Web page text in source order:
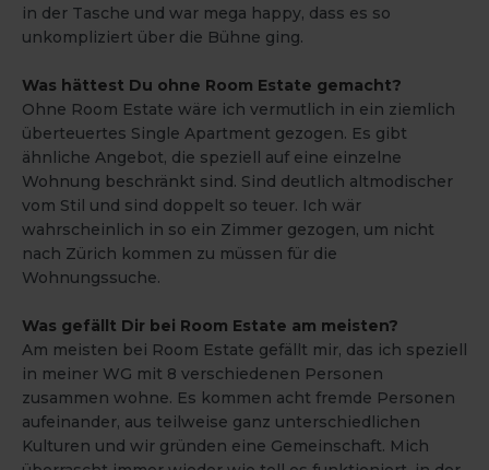
in der Tasche und war mega happy, dass es so
unkompliziert über die Bühne ging.
Was hättest Du ohne Room Estate gemacht?
Ohne Room Estate wäre ich vermutlich in ein ziemlich
überteuertes Single Apartment gezogen. Es gibt
ähnliche Angebot, die speziell auf eine einzelne
Wohnung beschränkt sind. Sind deutlich altmodischer
vom Stil und sind doppelt so teuer. Ich wär
wahrscheinlich in so ein Zimmer gezogen, um nicht
nach Zürich kommen zu müssen für die
Wohnungssuche.
Was gefällt Dir bei Room Estate am meisten?
Am meisten bei Room Estate gefällt mir, das ich speziell
in meiner WG mit 8 verschiedenen Personen
zusammen wohne. Es kommen acht fremde Personen
aufeinander, aus teilweise ganz unterschiedlichen
Kulturen und wir gründen eine Gemeinschaft. Mich